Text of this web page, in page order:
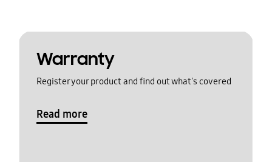
Warranty
Register your product and find out what's covered
Read more